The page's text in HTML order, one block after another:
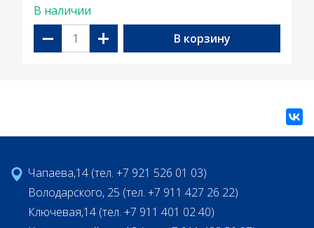
В наличии
− + В корзину
Чапаева,14 (тел. +7 921 526 01 03)
Володарского, 25 (тел. +7 911 427 26 22)
Ключевая,14 (тел. +7 911 401 02 40)